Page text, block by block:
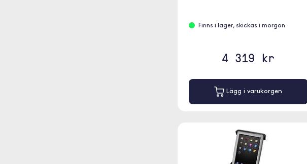
Finns i lager, skickas i morgon
4 319 kr
Lägg i varukorgen